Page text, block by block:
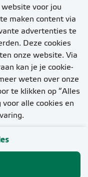
voor jou
maken content via
advertenties te
Deze cookies
onze website. Via
kan je je cookie-
weten over onze
te klikken op “Alles
alle cookies en